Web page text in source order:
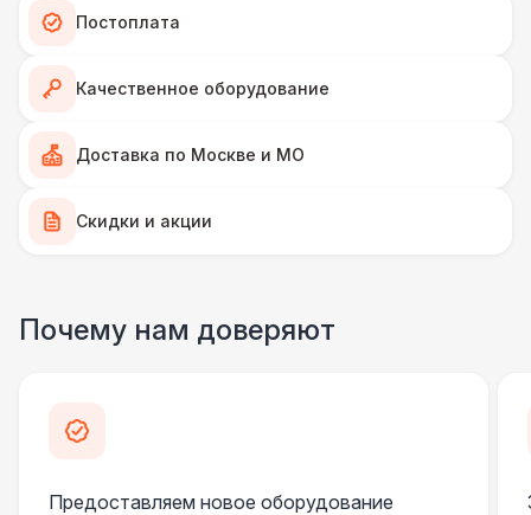
ФОТОСЕССИЯ
Грузчики
Фотограф
Gif стойка
Постоплата
Качественное оборудование
Доставка по Москве и МО
Скидки и акции
Почему нам доверяют
Предоставляем новое оборудование